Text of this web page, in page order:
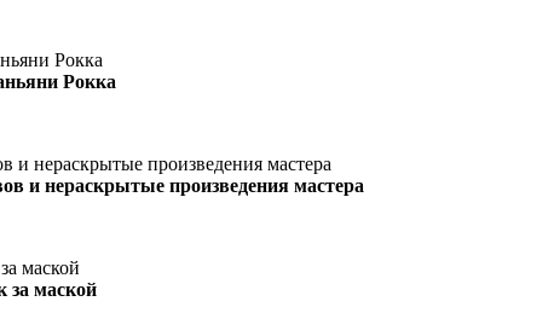
Рокка
и нераскрытые произведения мастера
за маской